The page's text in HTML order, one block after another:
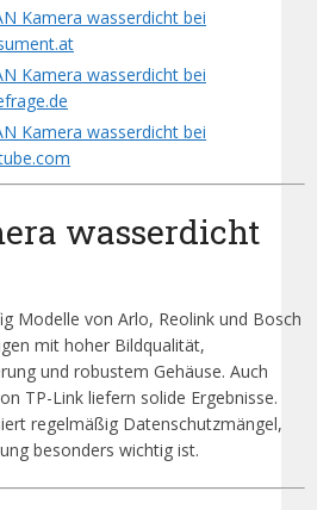
Kamera wasserdicht bei
Kamera wasserdicht bei
Kamera wasserdicht bei
wasserdicht
Modelle von Arlo, Reolink und Bosch
mit hoher Bildqualität,
und robustem Gehäuse. Auch
TP-Link liefern solide Ergebnisse.
regelmäßig Datenschutzmängel,
besonders wichtig ist.